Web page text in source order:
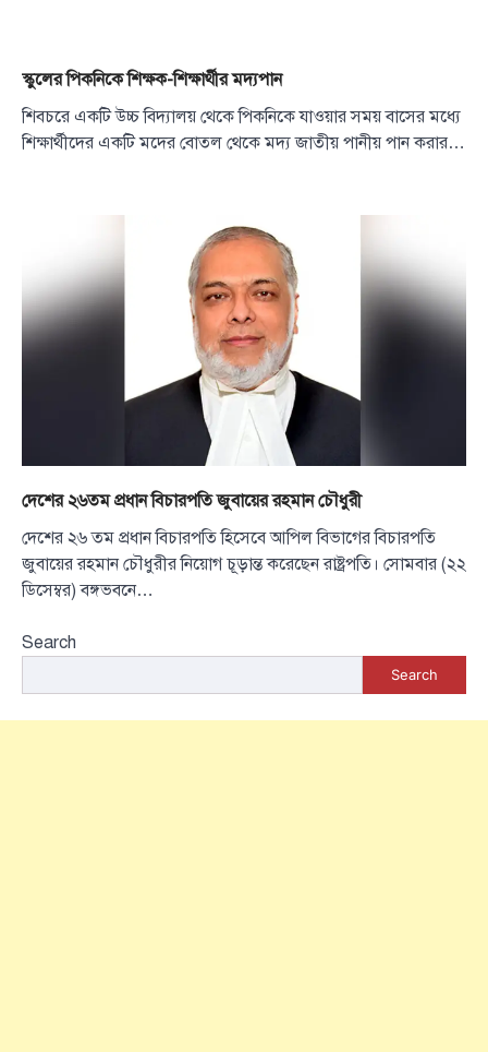
স্কুলের পিকনিকে শিক্ষক-শিক্ষার্থীর মদ্যপান
শিবচরে একটি উচ্চ বিদ্যালয় থেকে পিকনিকে যাওয়ার সময় বাসের মধ্যে
শিক্ষার্থীদের একটি মদের বোতল থেকে মদ্য জাতীয় পানীয় পান করার…
দেশের ২৬তম প্রধান বিচারপতি জুবায়ের রহমান চৌধুরী
দেশের ২৬ তম প্রধান বিচারপতি হিসেবে আপিল বিভাগের বিচারপতি
জুবায়ের রহমান চৌধুরীর নিয়োগ চূড়ান্ত করেছেন রাষ্ট্রপতি। সোমবার (২২
ডিসেম্বর) বঙ্গভবনে…
Search
Search